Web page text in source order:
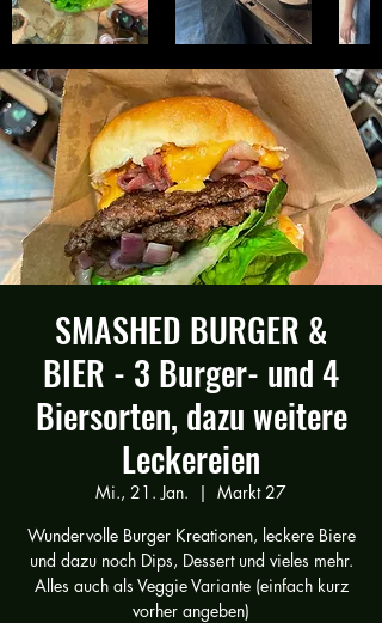
SMASHED BURGER &
BIER - 3 Burger- und 4
Biersorten, dazu weitere
Leckereien
Mi., 21. Jan.
  |
Markt 27
Wundervolle Burger Kreationen, leckere Biere
und dazu noch Dips, Dessert und vieles mehr.
Alles auch als Veggie Variante (einfach kurz
vorher angeben)